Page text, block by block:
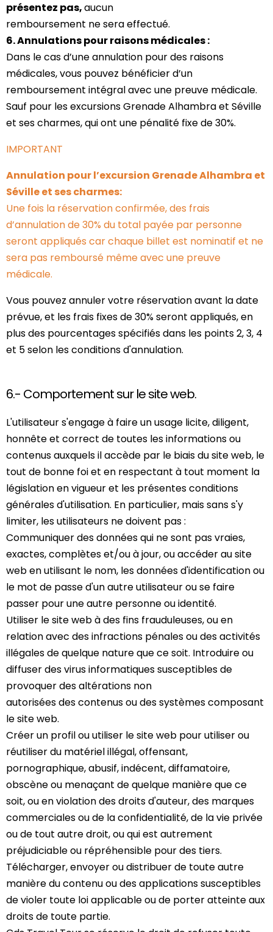
présentez pas,aucun
remboursement ne sera effectué.
6. Annulations pour raisons médicales :
Dans le cas d’une annulation pour des raisons
médicales, vous pouvez bénéficier d’un
remboursement intégral avec une preuve médicale.
Sauf pour les excursions Grenade Alhambra et Séville
et ses charmes, qui ont une pénalité fixe de 30%.
IMPORTANT
Annulation pour l’excursion Grenade Alhambra et
Séville et ses charmes:
Une fois la réservation confirmée, des frais
d’annulation de 30% du total payée par personne
seront appliqués car chaque billet est nominatif et ne
sera pas remboursé même avec une preuve
médicale.
Vous pouvez annuler votre réservation avant la date
prévue, et les frais fixes de 30% seront appliqués, en
plus des pourcentages spécifiés dans les points 2, 3, 4
et 5 selon les conditions d'annulation.
6.- Comportement sur le site web.
L'utilisateur s'engage à faire un usage licite, diligent,
honnête et correct de toutes les informations ou
contenus auxquels il accède par le biais du site web, le
tout de bonne foi et en respectant à tout moment la
législation en vigueur et les présentes conditions
générales d'utilisation. En particulier, mais sans s'y
limiter, les utilisateurs ne doivent pas :
Communiquer des données qui ne sont pas vraies,
exactes, complètes et/ou à jour, ou accéder au site
web en utilisant le nom, les données d'identification ou
le mot de passe d'un autre utilisateur ou se faire
passer pour une autre personne ou identité.
Utiliser le site web à des fins frauduleuses, ou en
relation avec des infractions pénales ou des activités
illégales de quelque nature que ce soit. Introduire ou
diffuser des virus informatiques susceptibles de
provoquer des altérations non
autorisées des contenus ou des systèmes composant
le site web.
Créer un profil ou utiliser le site web pour utiliser ou
réutiliser du matériel illégal, offensant,
pornographique, abusif, indécent, diffamatoire,
obscène ou menaçant de quelque manière que ce
soit, ou en violation des droits d'auteur, des marques
commerciales ou de la confidentialité, de la vie privée
ou de tout autre droit, ou qui est autrement
préjudiciable ou répréhensible pour des tiers.
Télécharger, envoyer ou distribuer de toute autre
manière du contenu ou des applications susceptibles
de violer toute loi applicable ou de porter atteinte aux
droits de toute partie.